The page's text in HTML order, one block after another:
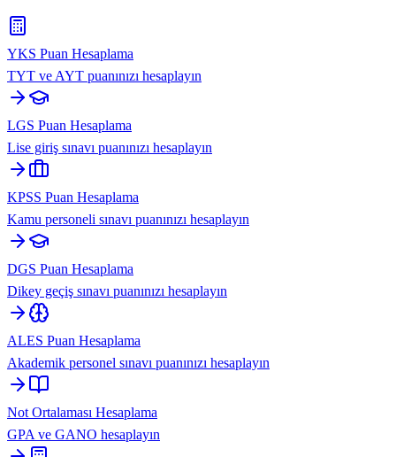
YKS Puan Hesaplama
TYT ve AYT puanınızı hesaplayın
LGS Puan Hesaplama
Lise giriş sınavı puanınızı hesaplayın
KPSS Puan Hesaplama
Kamu personeli sınavı puanınızı hesaplayın
DGS Puan Hesaplama
Dikey geçiş sınavı puanınızı hesaplayın
ALES Puan Hesaplama
Akademik personel sınavı puanınızı hesaplayın
Not Ortalaması Hesaplama
GPA ve GANO hesaplayın